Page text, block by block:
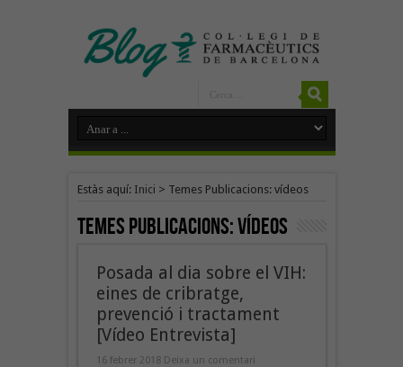
Estàs aquí: Inici > Temes Publicacions: vídeos
Temes Publicacions:vídeos
Posada al dia sobre el VIH:
eines de cribratge,
prevenció i tractament
[Vídeo Entrevista]
16 febrer 2018 Deixa un comentari